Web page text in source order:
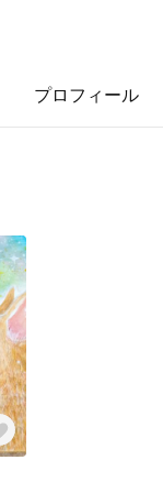
プロフィール